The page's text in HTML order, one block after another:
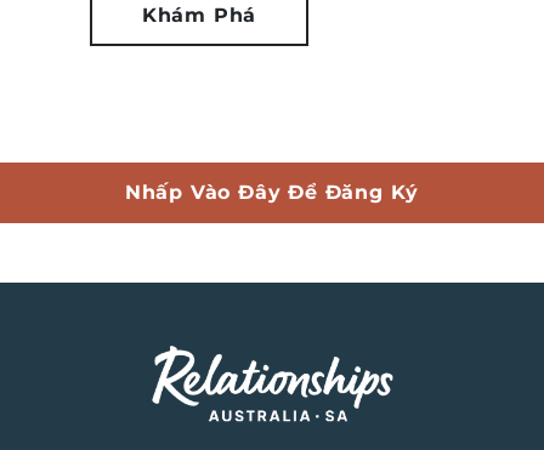
Khám Phá
Nhấp Vào Đây Để Đăng Ký